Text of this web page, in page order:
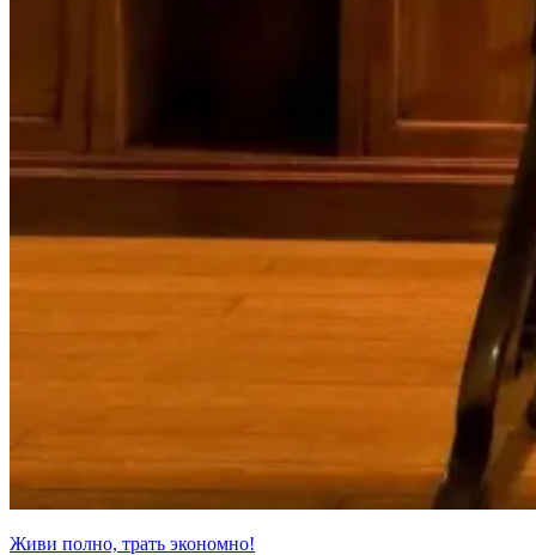
Живи полно, трать экономно!